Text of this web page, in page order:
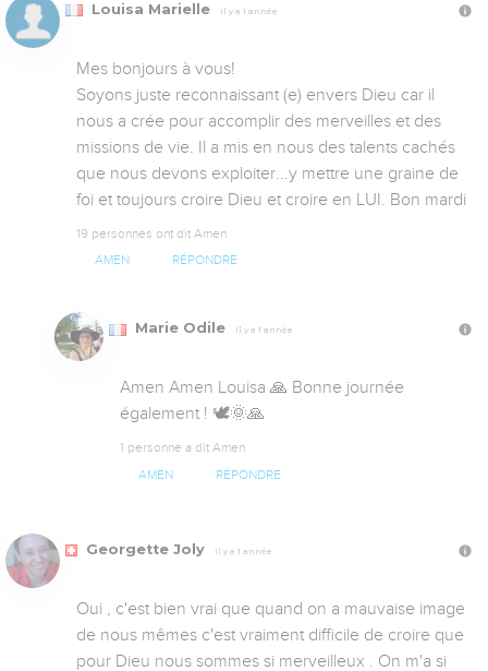
Louisa Marielle Il y a 1 année
Mes bonjours à vous!
Soyons juste reconnaissant (e) envers Dieu car il
nous a crée pour accomplir des merveilles et des
missions de vie. Il a mis en nous des talents cachés
que nous devons exploiter...y mettre une graine de
foi et toujours croire Dieu et croire en LUI. Bon mardi
19 personnes ont dit Amen
AMEN RÉPONDRE
Marie Odile Il y a 1 année
Amen Amen Louisa 🙏 Bonne journée
également ! 🕊️🌞🙏
1 personne a dit Amen
AMEN RÉPONDRE
Georgette Joly Il y a 1 année
Oui , c'est bien vrai que quand on a mauvaise image
de nous mêmes c'est vraiment difficile de croire que
pour Dieu nous sommes si merveilleux . On m'a si